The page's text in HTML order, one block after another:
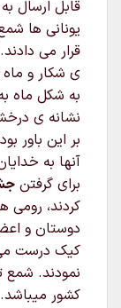
قابل ارسال
یونانی ها
قرار می
ی شکار و
به شکل ماه
نشانه ی
بر این باور
آنها به
برای گرفتن
کردند، رومی
دوستان و
کیک درست می
نمودند. شمع
کشور میباشد.